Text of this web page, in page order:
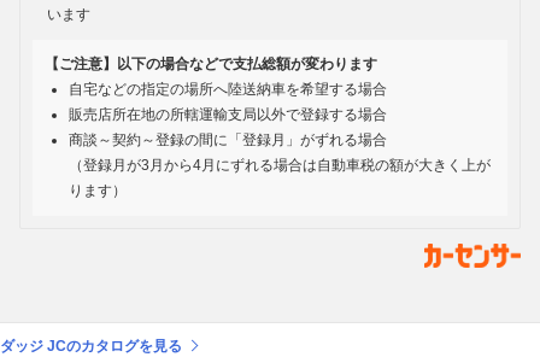
います
【ご注意】以下の場合などで支払総額が変わります
自宅などの指定の場所へ陸送納車を希望する場合
販売店所在地の所轄運輸支局以外で登録する場合
商談～契約～登録の間に「登録月」がずれる場合
（登録月が3月から4月にずれる場合は自動車税の額が大きく上が
ります）
ダッジ JCのカタログを見る